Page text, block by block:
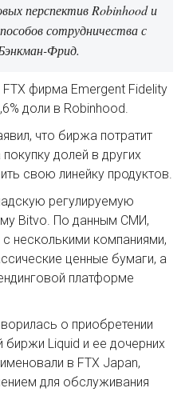
перспектив Robinhood и
сотрудничества с
Фрид.
фирма Emergent Fidelity
доли в Robinhood.
что биржа потратит
долей в других
свою линейку продуктов.
регулируемую
Bitvo. По данным СМИ,
несколькими компаниями,
ценные бумаги, а
платформе
о приобретении
биржи Liquid и ее дочерних
в FTX Japan,
для обслуживания